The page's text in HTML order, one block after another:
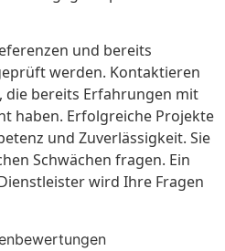
und bereits
werden. Kontaktieren
die bereits Erfahrungen mit
haben. Erfolgreiche Projekte
und Zuverlässigkeit. Sie
Schwächen fragen. Ein
wird Ihre Fragen